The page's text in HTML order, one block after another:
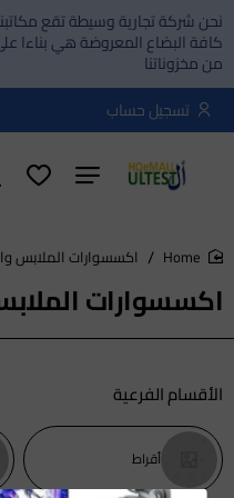
كافة البضاع المعروضة هي بناءا
من مخزوناتنا
تسجيل حساب
اكسسوارات
اكسسوارات الملابس
الأقسام الفرعية
أقراط